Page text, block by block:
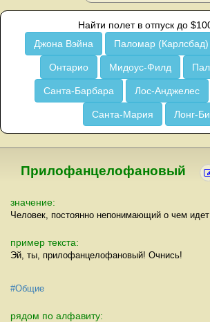
Найти полет в отпуск до
Джона Вэйна
Паломар (Карлсбад)
Онтарио Мидоус-Филд
Санта-Барбара Лос-Анджелес
Санта-Мария Лонг-
Прилофанцелофановый
значение:
Человек, постоянно непонимающий о чем идет
пример текста:
Эй, ты, прилофанцелофановый! Очнись!
#Общие
рядом по алфавиту: